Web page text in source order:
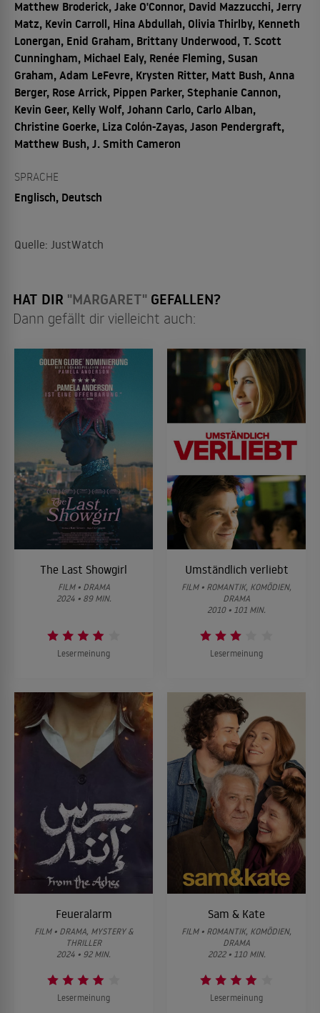
Matthew Broderick, Jake O'Connor, David Mazzucchi, Jerry
Matz, Kevin Carroll, Hina Abdullah, Olivia Thirlby, Kenneth
Lonergan, Enid Graham, Brittany Underwood, T. Scott
Cunningham, Michael Ealy, Renée Fleming, Susan
Graham, Adam LeFevre, Krysten Ritter, Matt Bush, Anna
Berger, Rose Arrick, Pippen Parker, Stephanie Cannon,
Kevin Geer, Kelly Wolf, Johann Carlo, Carlo Alban,
Christine Goerke, Liza Colón-Zayas, Jason Pendergraft,
Matthew Bush, J. Smith Cameron
SPRACHE
Englisch, Deutsch
Quelle: JustWatch
HAT DIR "MARGARET" GEFALLEN?
Dann gefällt dir vielleicht auch:
The Last Showgirl
FILM • DRAMA
2024 • 89 MIN.
Lesermeinung
Umständlich verliebt
FILM • ROMANTIK, KOMÖDIEN,
DRAMA
2010 • 101 MIN.
Lesermeinung
Feueralarm
FILM • DRAMA, MYSTERY &
THRILLER
2024 • 92 MIN.
Lesermeinung
Sam & Kate
FILM • ROMANTIK, KOMÖDIEN,
DRAMA
2022 • 110 MIN.
Lesermeinung